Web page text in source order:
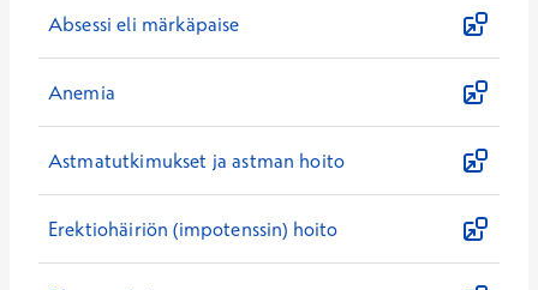
Absessi eli märkäpaise
Anemia
Astmatutkimukset ja astman hoito
Erektiohäiriön (impotenssin) hoito